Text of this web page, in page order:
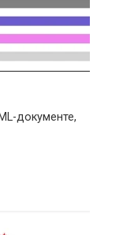
документе,